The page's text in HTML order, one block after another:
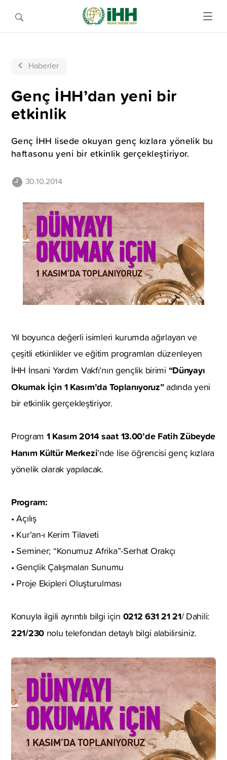
Haberler
Genç İHH’dan yeni bir
etkinlik
Genç İHH lisede okuyan genç kızlara yönelik bu
haftasonu yeni bir etkinlik gerçekleştiriyor.
30.10.2014
Yıl boyunca değerli isimleri kurumda ağırlayan ve
çeşitli etkinlikler ve eğitim programları düzenleyen
İHH İnsani Yardım Vakfı’nın gençlik birimi “Dünyayı
Okumak İçin 1 Kasım’da Toplanıyoruz”adında yeni
bir etkinlik gerçekleştiriyor.
Program 1 Kasım 2014 saat 13.00’de Fatih Zübeyde
Hanım Kültür Merkezi’nde lise öğrencisi genç kızlara
yönelik olarak yapılacak.
Program:
• Açılış
• Kur’an-ı Kerim Tilaveti
• Seminer; “Konumuz Afrika”-Serhat Orakçı
• Gençlik Çalışmaları Sunumu
• Proje Ekipleri Oluşturulması
Konuyla ilgili ayrıntılı bilgi için 0212 631 21 21/ Dahili:
221/230nolu telefondan detaylı bilgi alabilirsiniz.